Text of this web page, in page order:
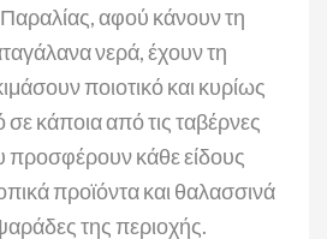
αφού κάνουν τη
νερά, έχουν τη
ποιοτικό και κυρίως
κάποια από τις ταβέρνες
προσφέρουν κάθε είδους
προϊόντα και θαλασσινά
της περιοχής.